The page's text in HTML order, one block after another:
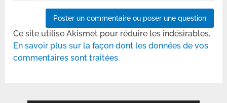
Ce site utilise Akismet pour réduire les indésirables.
En savoir plus sur la façon dont les données de vos
commentaires sont traitées.